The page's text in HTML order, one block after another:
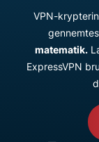
VPN-
matematik.
ExpressVPN